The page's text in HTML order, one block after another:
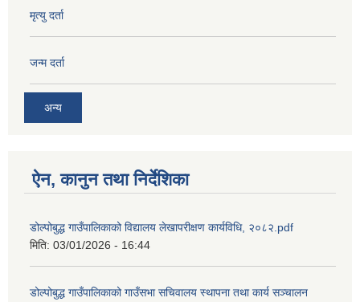
मृत्यु दर्ता
जन्म दर्ता
अन्य
ऐन, कानुन तथा निर्देशिका
डोल्पोबुद्ध गाउँपालिकाको विद्यालय लेखापरीक्षण कार्यविधि, २०८२.pdf
मिति: 03/01/2026 - 16:44
डोल्पोबुद्ध गाउँपालिकाको गाउँसभा सचिवालय स्थापना तथा कार्य सञ्चालन